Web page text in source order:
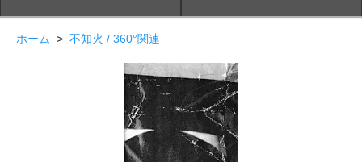
ホーム > 不知火 / 360°関連